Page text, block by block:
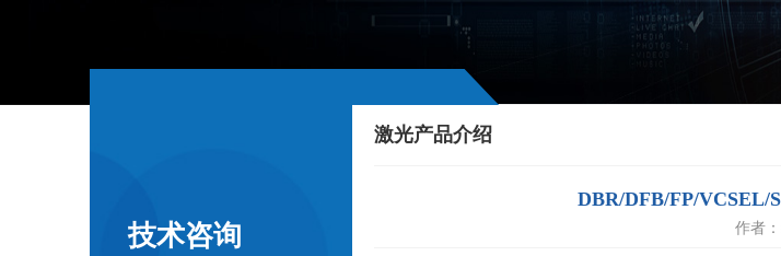
技术咨询
激光产品介绍
DBR/DFB/FP/VCSEL/
作者